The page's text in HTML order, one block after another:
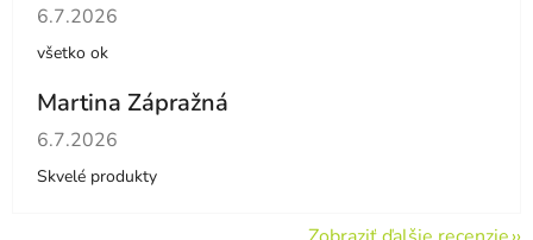
Hodnotenie obchodu je 5 z 5 hviezdičiek.
6.7.2026
všetko ok
Martina Zápražná
Hodnotenie obchodu je 5 z 5 hviezdičiek.
6.7.2026
Skvelé produkty